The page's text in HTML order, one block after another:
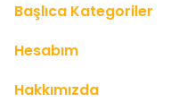
Başlıca Kategoriler
Hesabım
Hakkımızda